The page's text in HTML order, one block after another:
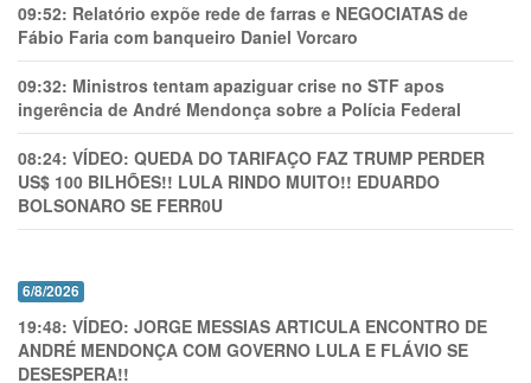
09:52: Relatório expõe rede de farras e NEGOCIATAS de
Fábio Faria com banqueiro Daniel Vorcaro
09:32: Ministros tentam apaziguar crise no STF apos
ingerência de André Mendonça sobre a Polícia Federal
08:24: VÍDEO: QUEDA DO TARIFAÇO FAZ TRUMP PERDER
US$ 100 BILHÕES!! LULA RINDO MUITO!! EDUARDO
BOLSONARO SE FERR0U
6/8/2026
19:48: VÍDEO: JORGE MESSIAS ARTICULA ENCONTRO DE
ANDRÉ MENDONÇA COM GOVERNO LULA E FLÁVIO SE
DESESPERA!!